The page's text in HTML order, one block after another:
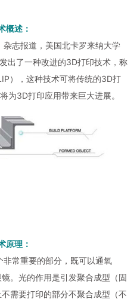
概述：
志报道，美国北卡罗来纳大学
出了一种改进的3D打印技术，称
），这种技术可将传统的3D打
为3D打印应用带来巨大进展。
原理：
常重要的部分，既可以通氧
。光的作用是引发聚合成型（固
需要打印的部分不聚合成型（不